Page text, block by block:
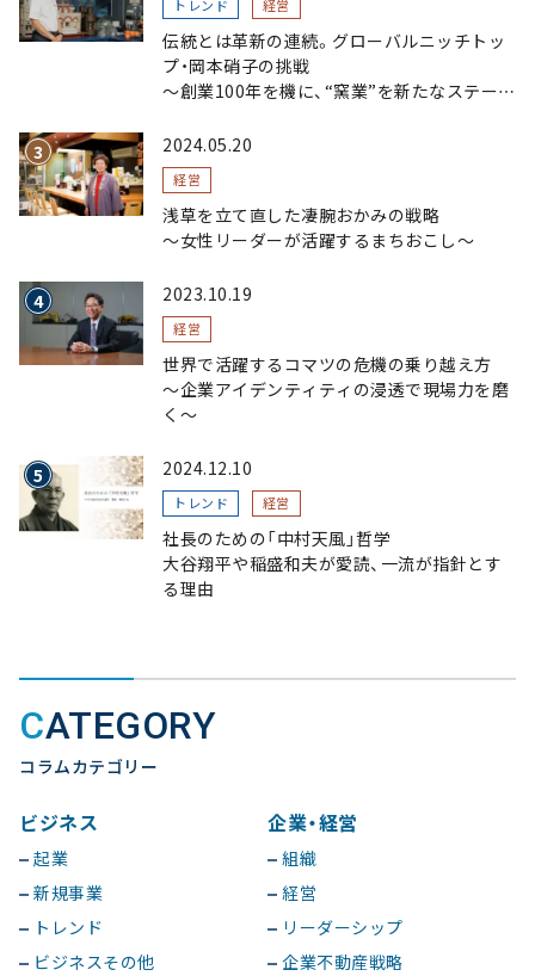
トレンド 経営
伝統とは革新の連続。グローバルニッチトッ
プ・岡本硝子の挑戦
～創業100年を機に、“窯業”を新たなステージ
略～
2024.05.20
経営
浅草を立て直した凄腕おかみの戦略
〜女性リーダーが活躍するまちおこし〜
2023.10.19
経営
世界で活躍するコマツの危機の乗り越え方
〜企業アイデンティティの浸透で現場力を磨
く〜
2024.12.10
トレンド 経営
社長のための「中村天風」哲学
大谷翔平や稲盛和夫が愛読、一流が指針とす
る理由
CATEGORY
コラムカテゴリー
ビジネス
起業
新規事業
トレンド
ビジネスその他
企業・経営
組織
経営
リーダーシップ
企業不動産戦略